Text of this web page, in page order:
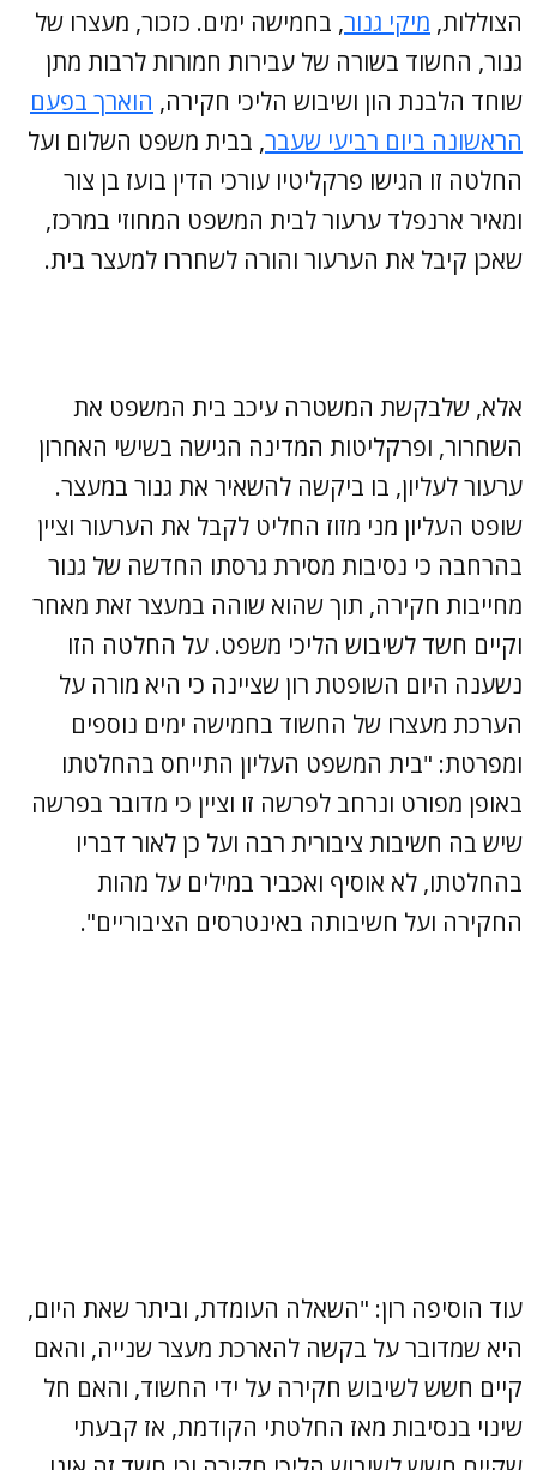
הצוללות, מיקי גנור, בחמישה ימים. כזכור, מעצרו של
גנור, החשוד בשורה של עבירות חמורות לרבות מתן
שוחד הלבנת הון ושיבוש הליכי חקירה, הוארך בפעם
הראשונה ביום רביעי שעבר, בבית משפט השלום ועל
החלטה זו הגישו פרקליטיו עורכי הדין בועז בן צור
ומאיר ארנפלד ערעור לבית המשפט המחוזי במרכז,
שאכן קיבל את הערעור והורה לשחררו למעצר בית.
אלא, שלבקשת המשטרה עיכב בית המשפט את
השחרור, ופרקליטות המדינה הגישה בשישי האחרון
ערעור לעליון, בו ביקשה להשאיר את גנור במעצר.
שופט העליון מני מזוז החליט לקבל את הערעור וציין
בהרחבה כי נסיבות מסירת גרסתו החדשה של גנור
מחייבות חקירה, תוך שהוא שוהה במעצר זאת מאחר
וקיים חשד לשיבוש הליכי משפט. על החלטה הזו
נשענה היום השופטת רון שציינה כי היא מורה על
הערכת מעצרו של החשוד בחמישה ימים נוספים
ומפרטת: "בית המשפט העליון התייחס בהחלטתו
באופן מפורט ונרחב לפרשה זו וציין כי מדובר בפרשה
שיש בה חשיבות ציבורית רבה ועל כן לאור דבריו
בהחלטתו, לא אוסיף ואכביר במילים על מהות
החקירה ועל חשיבותה באינטרסים הציבוריים".
עוד הוסיפה רון: "השאלה העומדת, וביתר שאת היום,
היא שמדובר על בקשה להארכת מעצר שנייה, והאם
קיים חשש לשיבוש חקירה על ידי החשוד, והאם חל
שינוי בנסיבות מאז החלטתי הקודמת, אז קבעתי